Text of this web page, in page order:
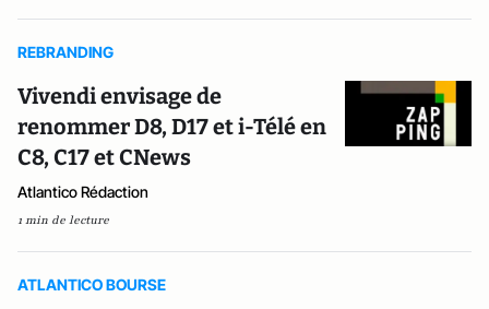
REBRANDING
Vivendi envisage de
renommer D8, D17 et i-Télé en
C8, C17 et CNews
Atlantico Rédaction
1 min de lecture
ATLANTICO BOURSE